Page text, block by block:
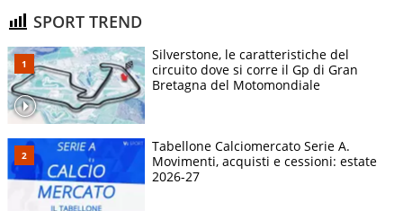
SPORT TREND
Silverstone, le caratteristiche del
circuito dove si corre il Gp di Gran
Bretagna del Motomondiale
Tabellone Calciomercato Serie A.
Movimenti, acquisti e cessioni: estate
2026-27